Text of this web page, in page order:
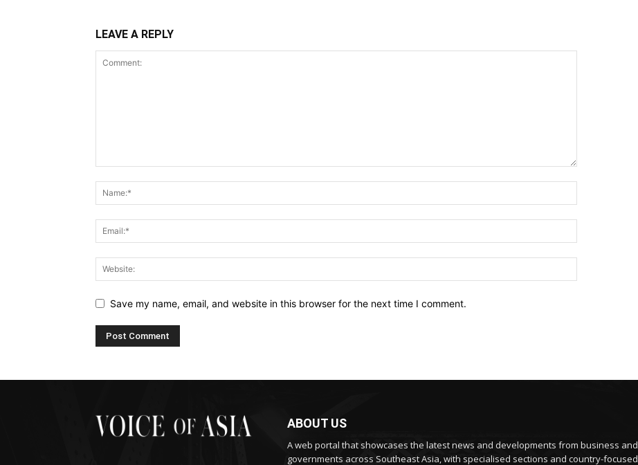
LEAVE A REPLY
Save my name, email, and website in this browser for the next time I comment.
ABOUT US
A web portal that showcases the latest news and developments from business and
governments across Southeast Asia, with specialised sections and country-focused